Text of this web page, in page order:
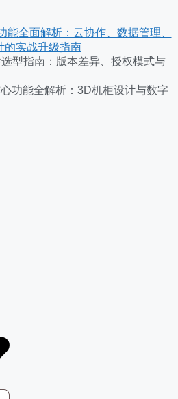
能全面解析：云协作、数据管理、
的实战升级指南
型指南：版本差异、授权模式与
功能全解析：3D机柜设计与数字